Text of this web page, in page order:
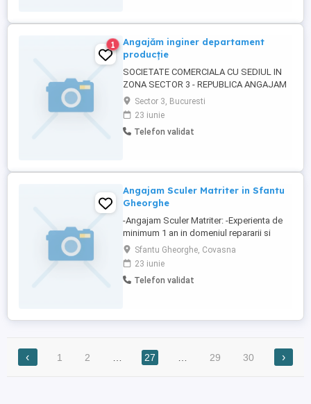
1
Angajăm inginer departament
producție
SOCIETATE COMERCIALA CU SEDIUL IN
ZONA SECTOR 3 - REPUBLICA ANGAJAM
INGINER PENTRU DEPARTAMENT
PRODUCTIE PROGRAM DE LUCRU 8:00-
17:00 LUNI - VINERI PENTRU DETALII LA
NR TELEFON -
Sector 3, Bucuresti
23 iunie
Telefon validat
Angajam Sculer Matriter in Sfantu
Gheorghe
-Angajam Sculer Matriter: -Experienta de
minimum 1 an in domeniul repararii si
intretinerii
matritelor,stantelor,dispozitivelor si
instrumentelor necesare in procesele de
productie industriala. -Disponibilitate de
activitate imediat -Salariu ...
Sfantu Gheorghe, Covasna
23 iunie
Telefon validat
‹ 1 2 27 29 30 ›